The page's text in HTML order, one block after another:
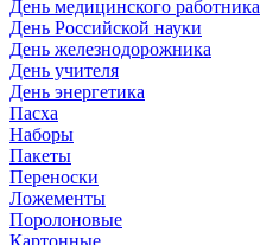
День медицинского работника
День Российской науки
День железнодорожника
День учителя
День энергетика
Пасха
Наборы
Пакеты
Переноски
Ложементы
Поролоновые
Картонные